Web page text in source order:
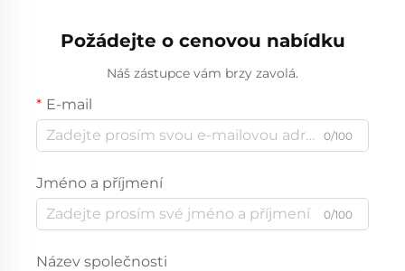
Požádejte o cenovou nabídku
Náš zástupce vám brzy zavolá.
E-mail
0/100
Jméno a příjmení
0/100
Název společnosti